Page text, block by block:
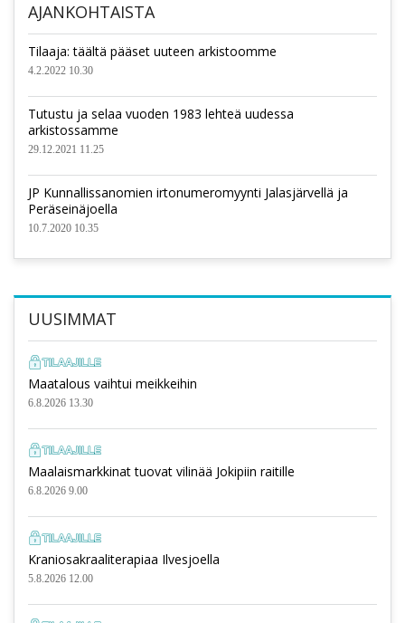
AJANKOHTAISTA
Tilaaja: täältä pääset uuteen arkistoomme
4.2.2022 10.30
Tutustu ja selaa vuoden 1983 lehteä uudessa
arkistossamme
29.12.2021 11.25
JP Kunnallissanomien irtonumeromyynti Jalasjärvellä ja
Peräseinäjoella
10.7.2020 10.35
UUSIMMAT
Maatalous vaihtui meikkeihin
6.8.2026 13.30
Maalaismarkkinat tuovat vilinää Jokipiin raitille
6.8.2026 9.00
Kraniosakraaliterapiaa Ilvesjoella
5.8.2026 12.00